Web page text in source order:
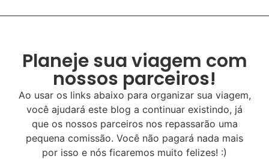
Planeje sua viagem com
nossos parceiros!
Ao usar os links abaixo para organizar sua viagem,
você ajudará este blog a continuar existindo, já
que os nossos parceiros nos repassarão uma
pequena comissão. Você não pagará nada mais
por isso e nós ficaremos muito felizes! :)